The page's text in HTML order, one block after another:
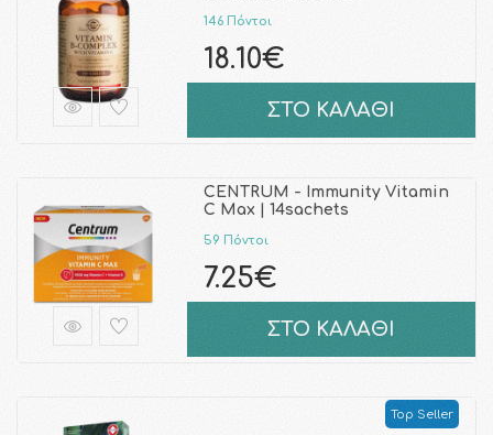
146 Πόντοι
18.10€
ΣΤΟ ΚΑΛΑΘΙ
CENTRUM - Immunity Vitamin
C Max | 14sachets
59 Πόντοι
7.25€
ΣΤΟ ΚΑΛΑΘΙ
Top Seller